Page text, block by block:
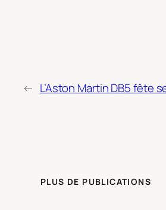
← L’Aston Martin DB5 fête
PLUS DE PUBLICATIONS